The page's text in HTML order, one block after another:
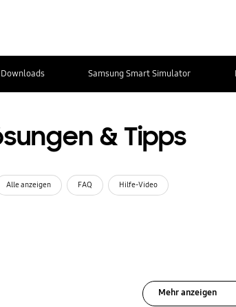
Samsung Smart Simulator
& Tipps
Alle anzeigen FAQ Hilfe-Video
Mehr anzeigen